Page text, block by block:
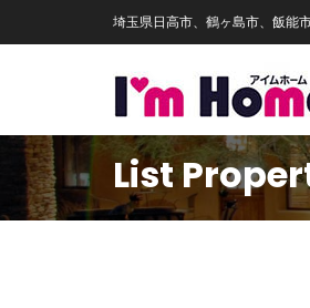
埼玉県日高市、鶴ヶ島市、飯能
List